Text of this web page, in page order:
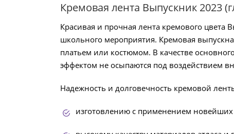
Кремовая лента Выпускник 2023
Красивая и прочная лента кремового цвета
школьного мероприятия. Кремовая
платьем или костюмом. В качестве
эффектом не осыпаются под воздействием
Надежность и долговечность кремовой
изготовлению с применением новейших